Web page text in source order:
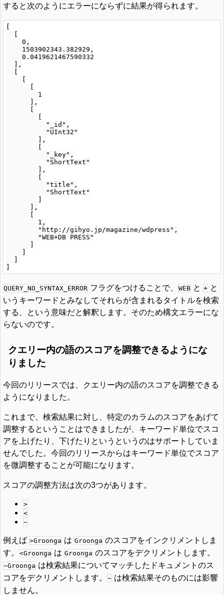
すると次のようにエラーにならずに結果が得られます。
    0,
    1503902343.382929,
    0.0419621467590332
  ],
        1
      ],
          "_id",
          "UInt32"
        ],
          "_key",
          "ShortText"
        ],
          "title",
          "ShortText"
      ],
        1,
        "http://gihyo.jp/magazine/wdpress",
        "WEB+DB PRESS"
QUERY_NO_SYNTAX_ERROR フラグをつけることで、 WEB と + と
いうキーワードとみなしてそれらが含まれるタイトルを検索
する、という意味だと解釈します。そのため構文エラーにな
らないのです。
クエリー内の語のスコアを調整できるようにな
りました
今回のリリースでは、クエリー内の語のスコアを調整できる
ようになりました。
これまで、検索結果に対し、特定のカラムのスコアをあげて
調整するということはできましたが、キーワード単位でスコ
アを上げたり、下げたりというというのはサポートしていま
せんでした。今回のリリースからはキーワード単位でスコア
を微調整することが可能になります。
スコアの調整方法は次の3つがあります。
>
<
~
例えば >Groonga は Groonga のスコアをインクリメントしま
す。
<Groonga は Groonga のスコアをデクリメントします。
~Groonga は検索結果についてマッチしたドキュメントのス
コアをデクリメントします。
~ は検索結果そのものには影響
しません。